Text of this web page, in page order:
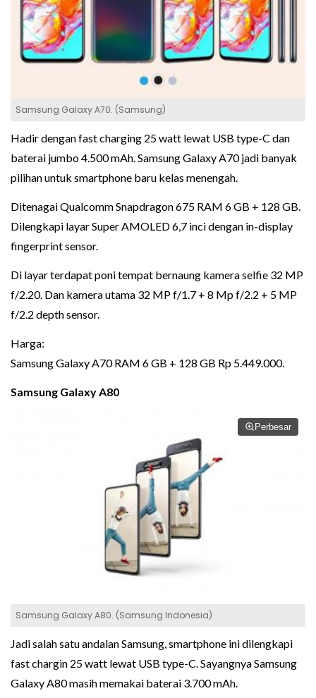
Samsung Galaxy A70. (Samsung)
Hadir dengan fast charging 25 watt lewat USB type-C dan
baterai jumbo 4.500 mAh. Samsung Galaxy A70 jadi banyak
pilihan untuk smartphone baru kelas menengah.
Ditenagai Qualcomm Snapdragon 675 RAM 6 GB + 128 GB.
Dilengkapi layar Super AMOLED 6,7 inci dengan in-display
fingerprint sensor.
Di layar terdapat poni tempat bernaung kamera selfie 32 MP
f/2.20. Dan kamera utama 32 MP f/1.7 + 8 Mp f/2.2 + 5 MP
f/2.2 depth sensor.
Harga:
Samsung Galaxy A70 RAM 6 GB + 128 GB Rp 5.449.000.
Samsung Galaxy A80
Perbesar
Samsung Galaxy A80. (Samsung Indonesia)
Jadi salah satu andalan Samsung, smartphone ini dilengkapi
fast chargin 25 watt lewat USB type-C. Sayangnya Samsung
Galaxy A80 masih memakai baterai 3.700 mAh.